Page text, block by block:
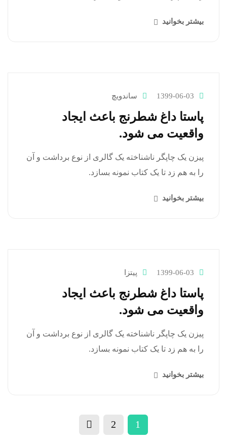
بیشتر بخوانید
1399-06-03 ساندویچ
پاستا داغ شطرنج باعث ایجاد
واقعیت می شود.
پیزن یک چاپگر ناشناخته یک گالری از نوع برداشت و آن
را به هم زد تا یک کتاب نمونه بسازد.
بیشتر بخوانید
1399-06-03 پیتزا
پاستا داغ شطرنج باعث ایجاد
واقعیت می شود.
پیزن یک چاپگر ناشناخته یک گالری از نوع برداشت و آن
را به هم زد تا یک کتاب نمونه بسازد.
بیشتر بخوانید
1
2